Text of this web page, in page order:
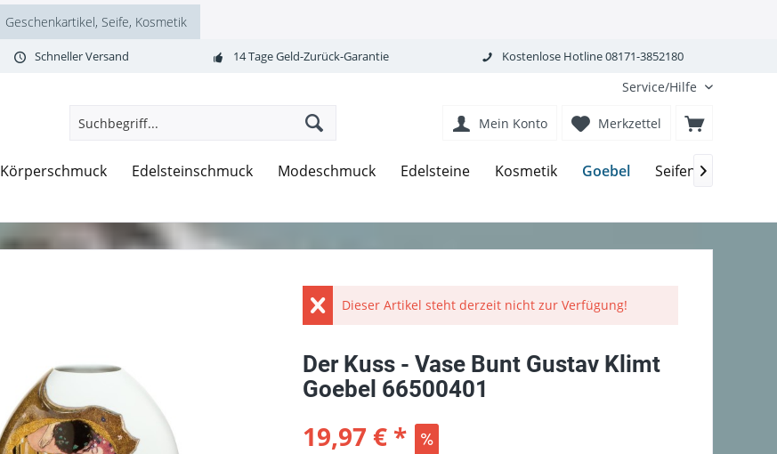
Geschenkartikel, Seife, Kosmetik
Schneller Versand 14 Tage Geld-Zurück-Garantie Kostenlose Hotline 08171-3852180
Service/Hilfe
Merkzettel
Mein Konto
Körperschmuck Edelsteinschmuck Modeschmuck Edelsteine Kosmetik Goebel Seifen-
Dieser Artikel steht derzeit nicht zur Verfügung!
Der Kuss - Vase Bunt Gustav Klimt
Goebel 66500401
19,97 € *